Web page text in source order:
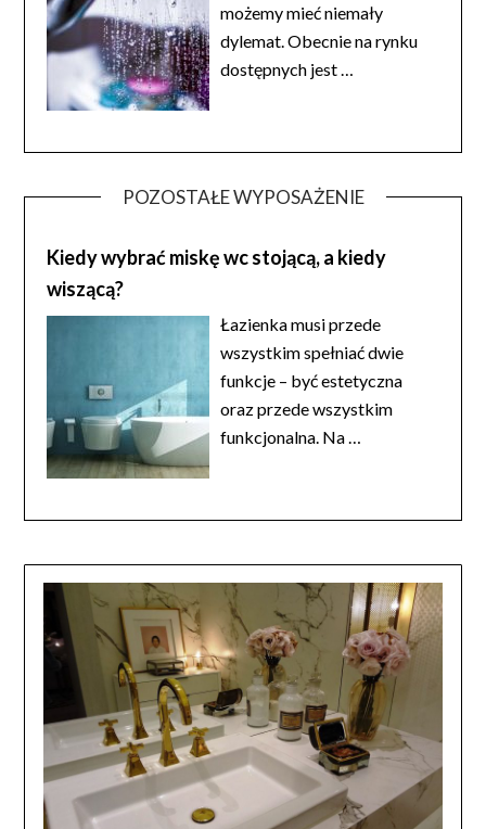
możemy mieć niemały
dylemat. Obecnie na rynku
dostępnych jest
POZOSTAŁE WYPOSAŻENIE
Kiedy wybrać miskę wc stojącą, a kiedy
wiszącą?
Łazienka musi przede
wszystkim spełniać dwie
funkcje – być estetyczna
oraz przede wszystkim
funkcjonalna. Na